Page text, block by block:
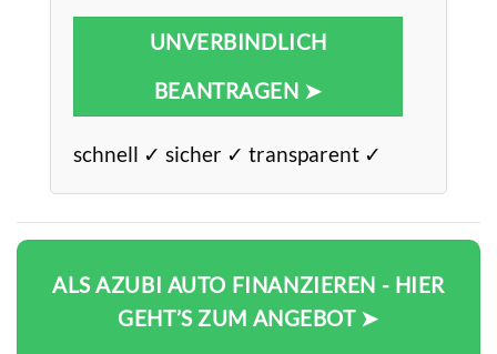
UNVERBINDLICH
BEANTRAGEN ➤
schnell ✓ sicher ✓ transparent ✓
ALS AZUBI AUTO FINANZIEREN - HIER
GEHT’S ZUM ANGEBOT ➤